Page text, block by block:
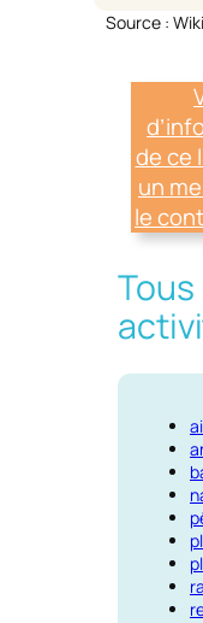
Source :
de ce
un
le